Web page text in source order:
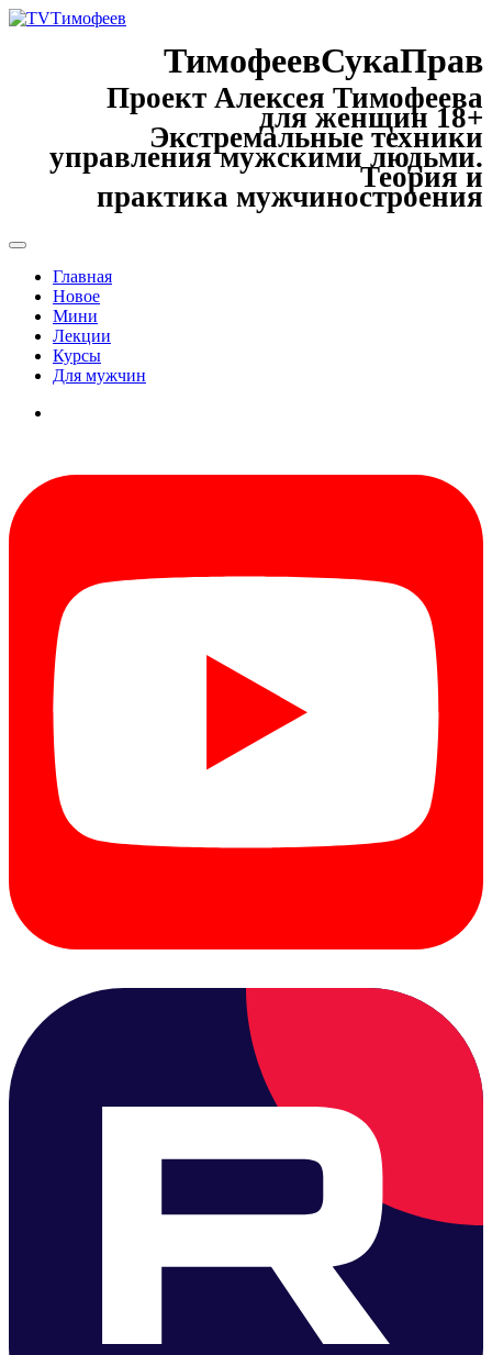
ТимофеевСукаПрав
Проект Алексея Тимофеева
для женщин 18+
Экстремальные техники
управления мужскими людьми.
Теория и
практика мужчиностроения
Главная
Новое
Мини
Лекции
Курсы
Для мужчин